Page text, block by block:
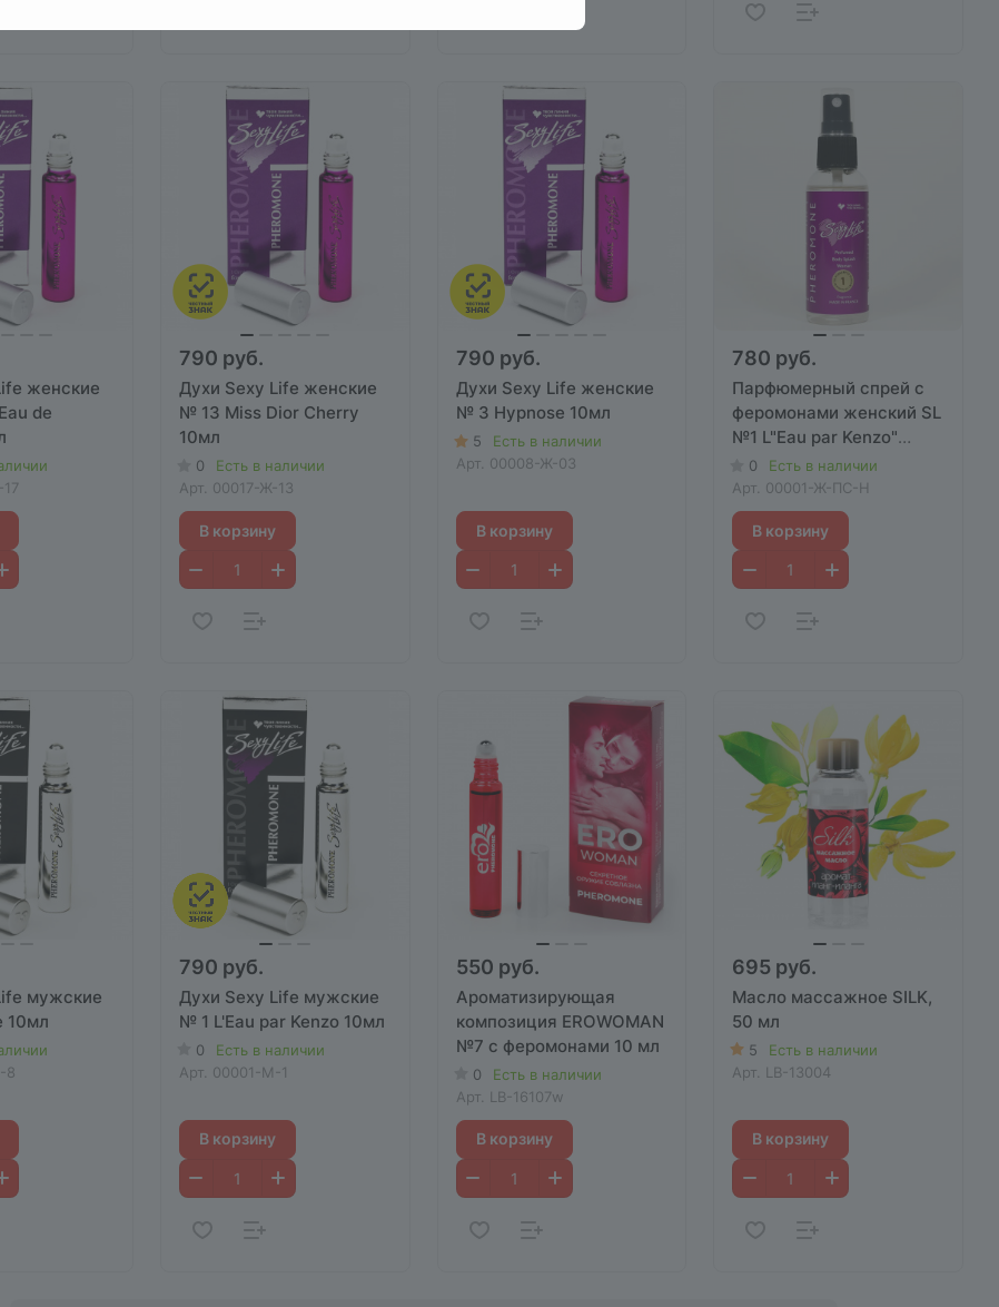
женские
de
790 руб.
Духи Sexy Life женские
№ 13 Miss Dior Cherry
10мл
0
Есть в наличии
Арт. 00017-Ж-13
В корзину
790 руб.
Духи Sexy Life женские
№ 3 Hypnose 10мл
5
Есть в наличии
Арт. 00008-Ж-03
В корзину
780 руб.
Парфюмерный спрей с
феромонами женский SL
№1 L"Eau par Kenzo"
50мл
0
Есть в наличии
Арт. 00001-Ж-ПС-Н
В корзину
мужские
10мл
8
790 руб.
Духи Sexy Life мужские
№ 1 L'Eau par Kenzo 10мл
0
Есть в наличии
Арт. 00001-М-1
В корзину
550 руб.
Ароматизирующая
композиция EROWOMAN
№7 с феромонами 10 мл
0
Есть в наличии
Арт. LB-16107w
В корзину
695 руб.
Масло массажное SILK,
50 мл
5
Есть в наличии
Арт. LB-13004
В корзину